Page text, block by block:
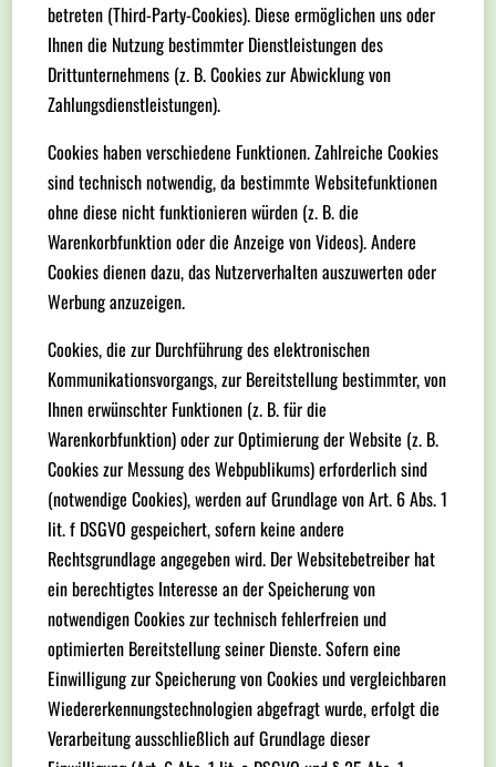
betreten (Third-Party-Cookies). Diese ermöglichen uns oder
Ihnen die Nutzung bestimmter Dienstleistungen des
Drittunternehmens (z. B. Cookies zur Abwicklung von
Zahlungsdienstleistungen).
Cookies haben verschiedene Funktionen. Zahlreiche Cookies
sind technisch notwendig, da bestimmte Websitefunktionen
ohne diese nicht funktionieren würden (z. B. die
Warenkorbfunktion oder die Anzeige von Videos). Andere
Cookies dienen dazu, das Nutzerverhalten auszuwerten oder
Werbung anzuzeigen.
Cookies, die zur Durchführung des elektronischen
Kommunikationsvorgangs, zur Bereitstellung bestimmter, von
Ihnen erwünschter Funktionen (z. B. für die
Warenkorbfunktion) oder zur Optimierung der Website (z. B.
Cookies zur Messung des Webpublikums) erforderlich sind
(notwendige Cookies), werden auf Grundlage von Art. 6 Abs. 1
lit. f DSGVO gespeichert, sofern keine andere
Rechtsgrundlage angegeben wird. Der Websitebetreiber hat
ein berechtigtes Interesse an der Speicherung von
notwendigen Cookies zur technisch fehlerfreien und
optimierten Bereitstellung seiner Dienste. Sofern eine
Einwilligung zur Speicherung von Cookies und vergleichbaren
Wiedererkennungstechnologien abgefragt wurde, erfolgt die
Verarbeitung ausschließlich auf Grundlage dieser